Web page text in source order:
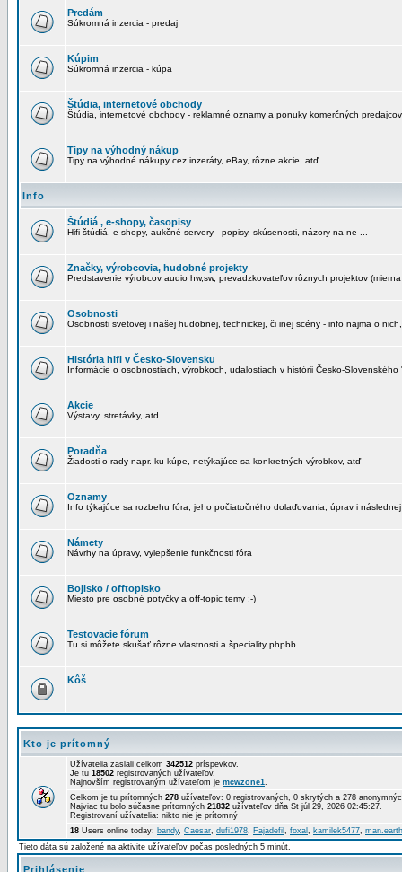
Predám
Súkromná inzercia - predaj
Kúpim
Súkromná inzercia - kúpa
Štúdia, internetové obchody
Štúdia, internetové obchody - reklamné oznamy a ponuky komerčných predajcov
Tipy na výhodný nákup
Tipy na výhodné nákupy cez inzeráty, eBay, rôzne akcie, atď ...
Info
Štúdiá , e-shopy, časopisy
Hifi štúdiá, e-shopy, aukčné servery - popisy, skúsenosti, názory na ne ...
Značky, výrobcovia, hudobné projekty
Predstavenie výrobcov audio hw,sw, prevadzkovateľov rôznych projektov
Osobnosti
Osobnosti svetovej i našej hudobnej, technickej, či inej scény - info najmä o
História hifi v Česko-Slovensku
Informácie o osobnostiach, výrobkoch, udalostiach v histórii Česko-Slovenského
Akcie
Výstavy, stretávky, atd.
Poradňa
Žiadosti o rady napr. ku kúpe, netýkajúce sa konkretných výrobkov, atď
Oznamy
Info týkajúce sa rozbehu fóra, jeho počiatočného dolaďovania, úprav i
Námety
Návrhy na úpravy, vylepšenie funkčnosti fóra
Bojisko / offtopisko
Miesto pre osobné potyčky a off-topic temy :-)
Testovacie fórum
Tu si môžete skušať rôzne vlastnosti a špeciality phpbb.
Kôš
Kto je prítomný
Užívatelia zaslali celkom 342512 príspevkov.
Je tu 18502 registrovaných užívateľov.
Najnovším registrovaným užívateľom je mcwzone1.
Celkom je tu prítomných 278 užívateľov: 0 registrovaných, 0 skrytých a 278
Najviac tu bolo súčasne prítomných 21832 užívateľov dňa St júl 29, 2026 02:45:27.
Registrovaní užívatelia: nikto nie je prítomný
18 Users online today: bandy, Caesar, dufi1978, Fajadefil , foxal , kamilek5477, man.earth
Tieto dáta sú založené na aktivite užívateľov počas posledných 5 minút.
Prihlásenie